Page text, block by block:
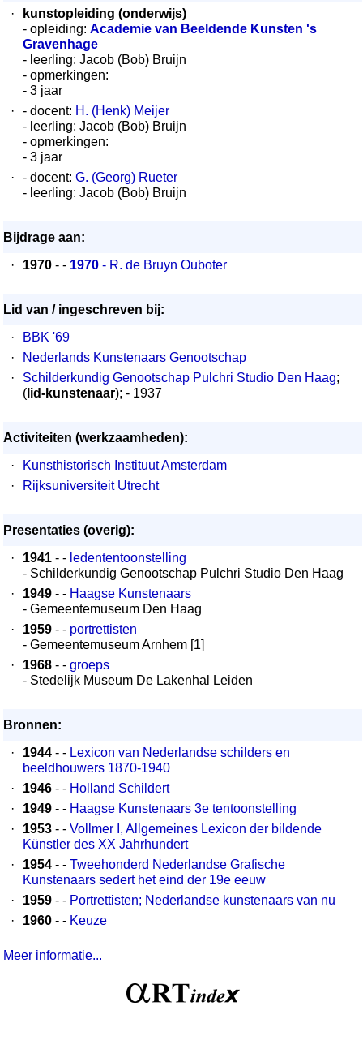
·
kunstopleiding (onderwijs)
- opleiding: Academie van Beeldende Kunsten 's
Gravenhage
- leerling: Jacob (Bob) Bruijn
- opmerkingen:
- 3 jaar
·
- docent: H. (Henk) Meijer
- leerling: Jacob (Bob) Bruijn
- opmerkingen:
- 3 jaar
·
- docent: G. (Georg) Rueter
- leerling: Jacob (Bob) Bruijn
Bijdrage aan:
·
1970 - - 1970 - R. de Bruyn Ouboter
Lid van / ingeschreven bij:
·
BBK '69
·
Nederlands Kunstenaars Genootschap
·
Schilderkundig Genootschap Pulchri Studio Den Haag;
( lid-kunstenaar); - 1937
Activiteiten (werkzaamheden):
·
Kunsthistorisch Instituut Amsterdam
·
Rijksuniversiteit Utrecht
Presentaties (overig):
·
1941 - - ledententoonstelling
- Schilderkundig Genootschap Pulchri Studio Den Haag
·
1949 - - Haagse Kunstenaars
- Gemeentemuseum Den Haag
·
1959 - - portrettisten
- Gemeentemuseum Arnhem [1]
·
1968 - - groeps
- Stedelijk Museum De Lakenhal Leiden
Bronnen:
·
1944 - - Lexicon van Nederlandse schilders en
beeldhouwers 1870-1940
·
1946 - - Holland Schildert
·
1949 - - Haagse Kunstenaars 3e tentoonstelling
·
1953 - - Vollmer I, Allgemeines Lexicon der bildende
Künstler des XX Jahrhundert
·
1954 - - Tweehonderd Nederlandse Grafische
Kunstenaars sedert het eind der 19e eeuw
·
1959 - - Portrettisten; Nederlandse kunstenaars van nu
·
1960 - - Keuze
Meer informatie...